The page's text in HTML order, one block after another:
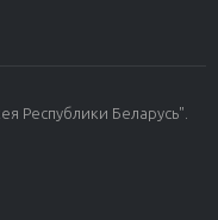
Республики Беларусь".